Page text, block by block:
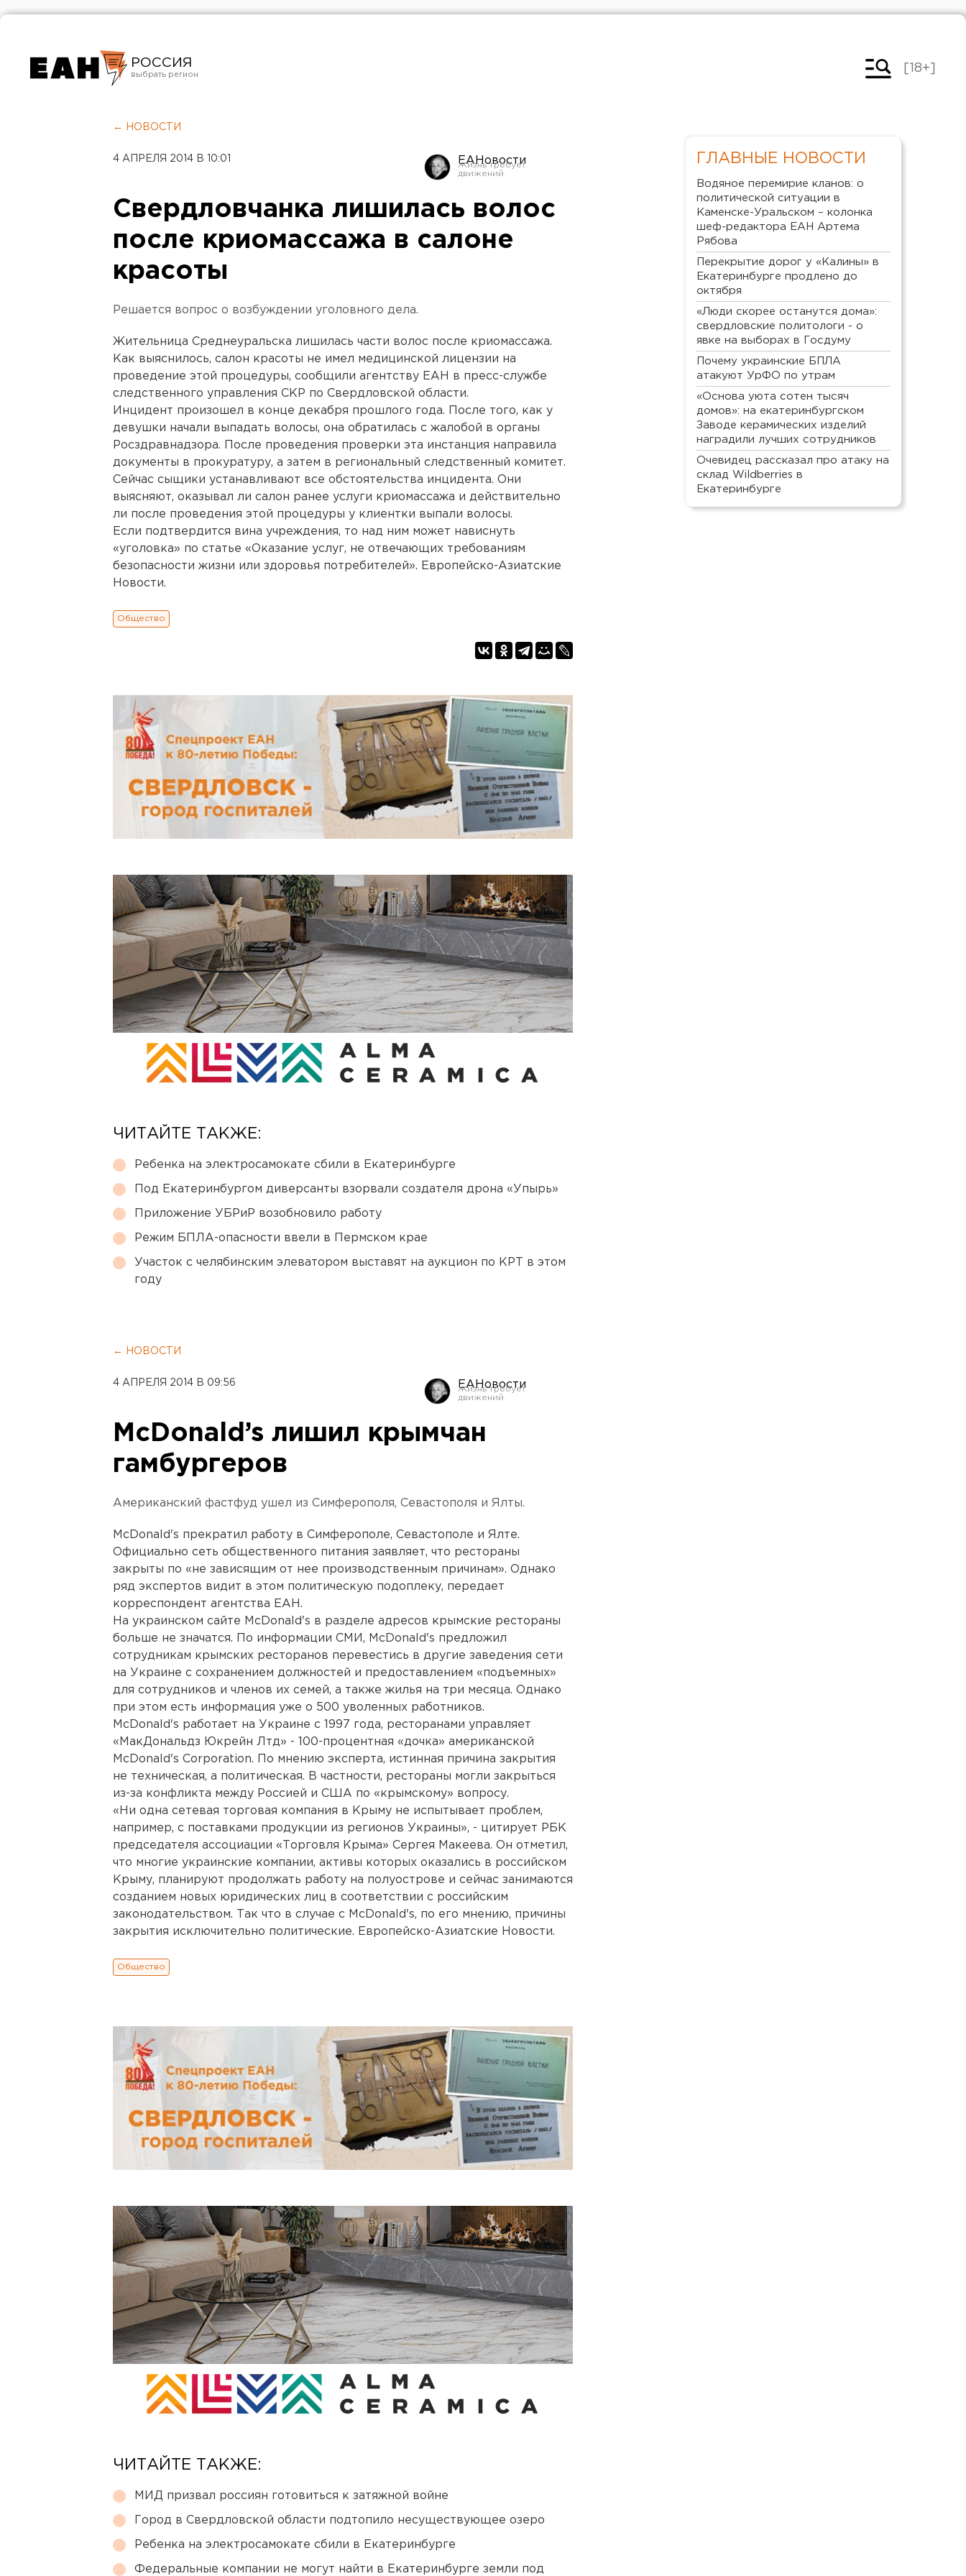
РОССИЯ
Челябинск
[18+]
← НОВОСТИ
4 АПРЕЛЯ 2014 В 10:01 ЕАНовости
Свердловчанка лишилась волос
после криомассажа в салоне
красоты
Решается вопрос о возбуждении уголовного дела.
Жительница Среднеуральска лишилась части волос после криомассажа.
Как выяснилось, салон красоты не имел медицинской лицензии на
проведение этой процедуры, сообщили агентству ЕАН в пресс-службе
следственного управления СКР по Свердловской области.
Инцидент произошел в конце декабря прошлого года. После того, как у
девушки начали выпадать волосы, она обратилась с жалобой в органы
Росздравнадзора. После проведения проверки эта инстанция направила
документы в прокуратуру, а затем в региональный следственный комитет.
Сейчас сыщики устанавливают все обстоятельства инцидента. Они
выясняют, оказывал ли салон ранее услуги криомассажа и действительно
ли после проведения этой процедуры у клиентки выпали волосы.
Если подтвердится вина учреждения, то над ним может нависнуть
«уголовка» по статье «Оказание услуг, не отвечающих требованиям
безопасности жизни или здоровья потребителей». Европейско-Азиатские
Новости.
Общество
ЧИТАЙТЕ ТАКЖЕ:
Ребенка на электросамокате сбили в Екатеринбурге
Под Екатеринбургом диверсанты взорвали создателя дрона «Упырь»
Приложение УБРиР возобновило работу
Режим БПЛА-опасности ввели в Пермском крае
Участок с челябинским элеватором выставят на аукцион по КРТ в этом
году
← НОВОСТИ
4 АПРЕЛЯ 2014 В 09:56 ЕАНовости
McDonald’s лишил крымчан
гамбургеров
Американский фастфуд ушел из Симферополя, Севастополя и Ялты.
McDonald's прекратил работу в Симферополе, Севастополе и Ялте.
Официально сеть общественного питания заявляет, что рестораны
закрыты по «не зависящим от нее производственным причинам». Однако
ряд экспертов видит в этом политическую подоплеку, передает
корреспондент агентства ЕАН.
На украинском сайте McDonald's в разделе адресов крымские рестораны
больше не значатся. По информации СМИ, McDonald's предложил
сотрудникам крымских ресторанов перевестись в другие заведения сети
на Украине с сохранением должностей и предоставлением «подъемных»
для сотрудников и членов их семей, а также жилья на три месяца. Однако
при этом есть информация уже о 500 уволенных работников.
McDonald's работает на Украине с 1997 года, ресторанами управляет
«МакДональдз Юкрейн Лтд» - 100-процентная «дочка» американской
McDonald's Corporation. По мнению эксперта, истинная причина закрытия
не техническая, а политическая. В частности, рестораны могли закрыться
из-за конфликта между Россией и США по «крымскому» вопросу.
«Ни одна сетевая торговая компания в Крыму не испытывает проблем,
например, с поставками продукции из регионов Украины», - цитирует РБК
председателя ассоциации «Торговля Крыма» Сергея Макеева. Он отметил,
что многие украинские компании, активы которых оказались в российском
Крыму, планируют продолжать работу на полуострове и сейчас занимаются
созданием новых юридических лиц в соответствии с российским
законодательством. Так что в случае с McDonald's, по его мнению, причины
закрытия исключительно политические. Европейско-Азиатские Новости.
Общество
ЧИТАЙТЕ ТАКЖЕ:
МИД призвал россиян готовиться к затяжной войне
Город в Свердловской области подтопило несуществующее озеро
Ребенка на электросамокате сбили в Екатеринбурге
Федеральные компании не могут найти в Екатеринбурге земли под
ГЛАВНЫЕ НОВОСТИ
Водяное перемирие кланов: о
политической ситуации в
Каменске-Уральском – колонка
шеф-редактора ЕАН Артема
Рябова
Перекрытие дорог у «Калины» в
Екатеринбурге продлено до
октября
«Люди скорее останутся дома»:
свердловские политологи - о
явке на выборах в Госдуму
Почему украинские БПЛА
атакуют УрФО по утрам
«Основа уюта сотен тысяч
домов»: на екатеринбургском
Заводе керамических изделий
наградили лучших сотрудников
Очевидец рассказал про атаку на
склад Wildberries в
Екатеринбурге